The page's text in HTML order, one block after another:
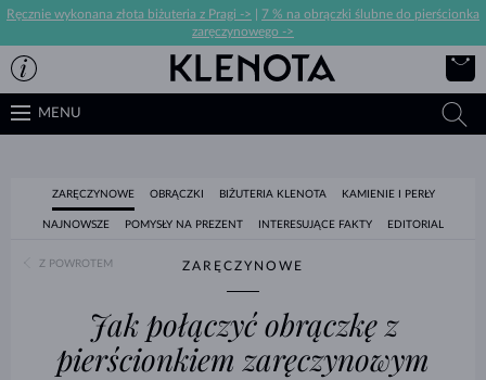
Ręcznie wykonana złota biżuteria z Pragi ->
7 % na obrączki ślubne do pierścionka
zaręczynowego ->
MENU
ZARĘCZYNOWE OBRĄCZKI BIŻUTERIA KLENOTA KAMIENIE I PERŁY
NAJNOWSZE POMYSŁY NA PREZENT INTERESUJĄCE FAKTY EDITORIAL
Z POWROTEM ZARĘCZYNOWE
Jak połączyć obrączkę z
pierścionkiem zaręczynowym